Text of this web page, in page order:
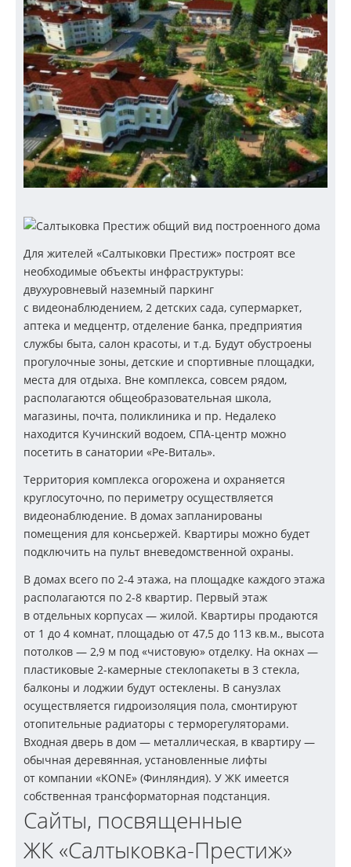
Для жителей «Салтыковки Престиж» построят все
необходимые объекты инфраструктуры:
двухуровневый наземный паркинг
с видеонаблюдением, 2 детских сада, супермаркет,
аптека и медцентр, отделение банка, предприятия
службы быта, салон красоты, и т.д. Будут обустроены
прогулочные зоны, детские и спортивные площадки,
места для отдыха. Вне комплекса, совсем рядом,
располагаются общеобразовательная школа,
магазины, почта, поликлиника и пр. Недалеко
находится Кучинский водоем, СПА-центр можно
посетить в санатории «Ре-Виталь».
Территория комплекса огорожена и охраняется
круглосуточно, по периметру осуществляется
видеонаблюдение. В домах запланированы
помещения для консьержей. Квартиры можно будет
подключить на пульт вневедомственной охраны.
В домах всего по 2-4 этажа, на площадке каждого этажа
располагаются по 2-8 квартир. Первый этаж
в отдельных корпусах — жилой. Квартиры продаются
от 1 до 4 комнат, площадью от 47,5 до 113 кв.м., высота
потолков — 2,9 м под «чистовую» отделку. На окнах —
пластиковые 2-камерные стеклопакеты в 3 стекла,
балконы и лоджии будут остеклены. В санузлах
осуществляется гидроизоляция пола, смонтируют
отопительные радиаторы с терморегуляторами.
Входная дверь в дом — металлическая, в квартиру —
обычная деревянная, установленные лифты
от компании «KONE» (Финляндия). У ЖК имеется
собственная трансформаторная подстанция.
Сайты, посвященные
ЖК «Салтыковка-Престиж»